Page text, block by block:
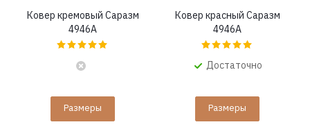
Ковер кремовый Саразм
4946A
Размеры
Ковер красный Саразм
4946A
Достаточно
Размеры